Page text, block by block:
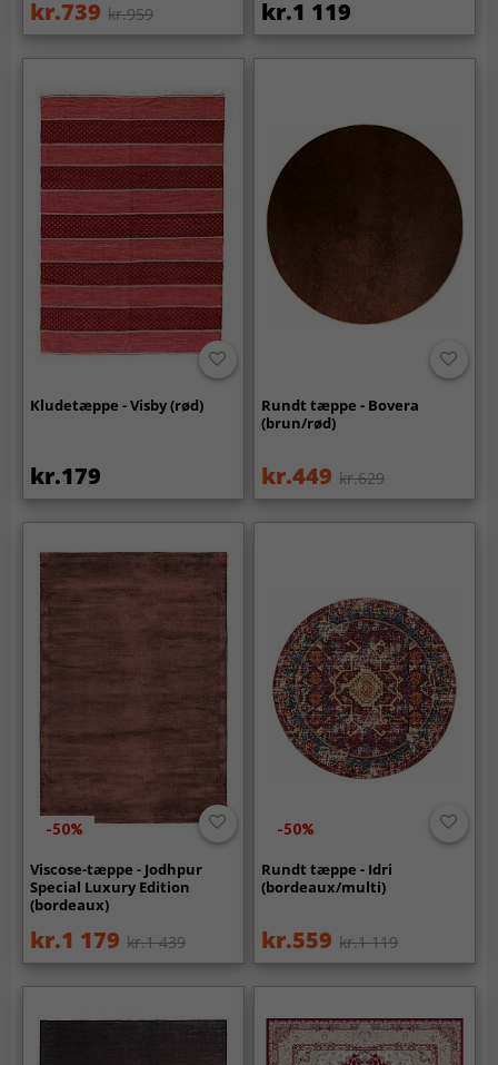
kr.739 kr.959 kr.1 119
Kludetæppe - Visby (rød)
kr.179
Rundt tæppe - Bovera
(brun/rød)
kr.449 kr.629
-50%
Viscose-tæppe - Jodhpur
Special Luxury Edition
(bordeaux)
kr.1 179 kr.1 439
-50%
Rundt tæppe - Idri
(bordeaux/multi)
kr.559 kr.1 119